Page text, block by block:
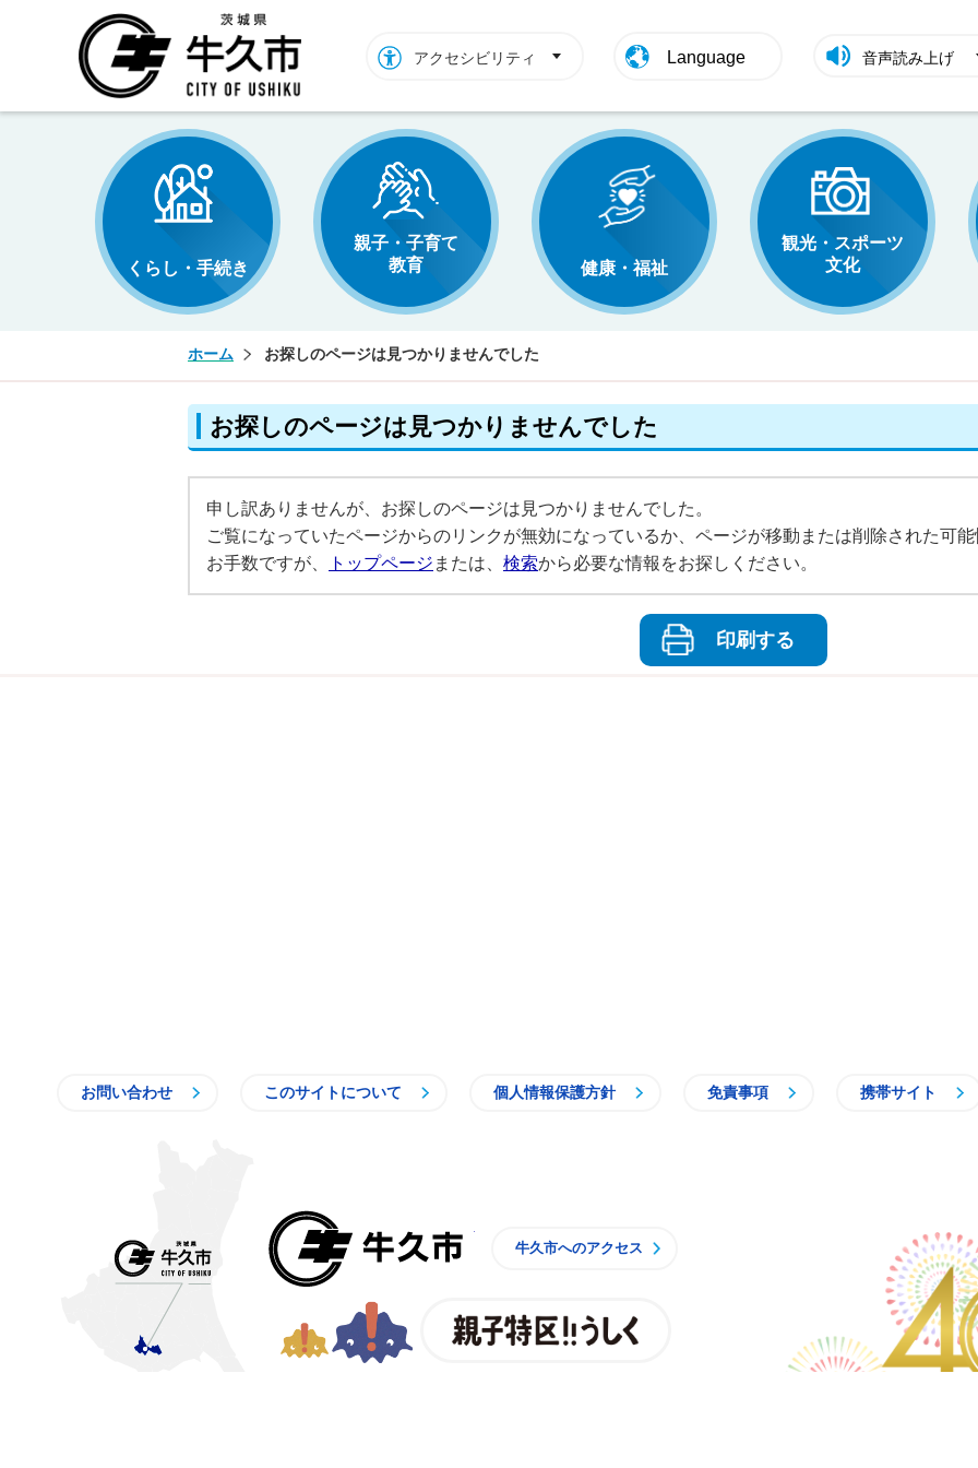
アクセシビリティ Language 音声読み上げ
くらし・手続き
親子・子育て
教育
健康・福祉
観光・スポーツ
文化
ホーム お探しのページは見つかりませんでした
お探しのページは見つかりませんでした
申し訳ありませんが、お探しのページは見つかりませんでした。
ご覧になっていたページからのリンクが無効になっているか、ページが移動または削除された可能
お手数ですが、
トップページ または、 検索から必要な情報をお探しください。
印刷する
お問い合わせ このサイトについて 個人情報保護方針 免責事項 携帯サイト
牛久市へのアクセス